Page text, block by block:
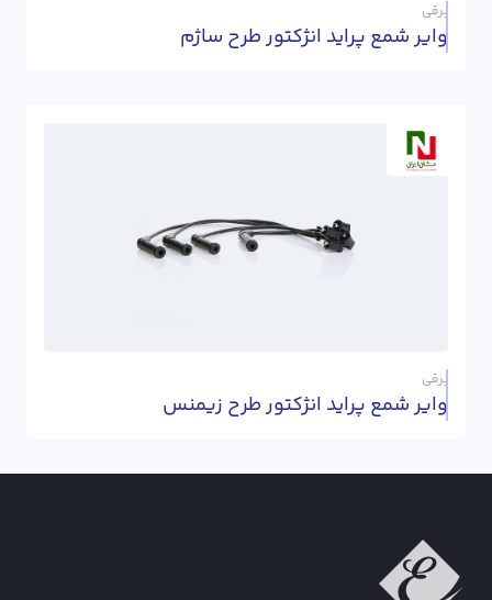
برقی
وایر شمع پراید انژکتور طرح ساژم
برقی
وایر شمع پراید انژکتور طرح زیمنس